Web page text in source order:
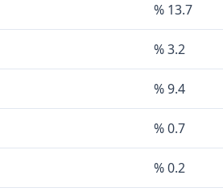
% 13.7
% 3.2
% 9.4
% 0.7
% 0.2